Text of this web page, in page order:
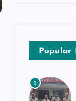
Popular
1